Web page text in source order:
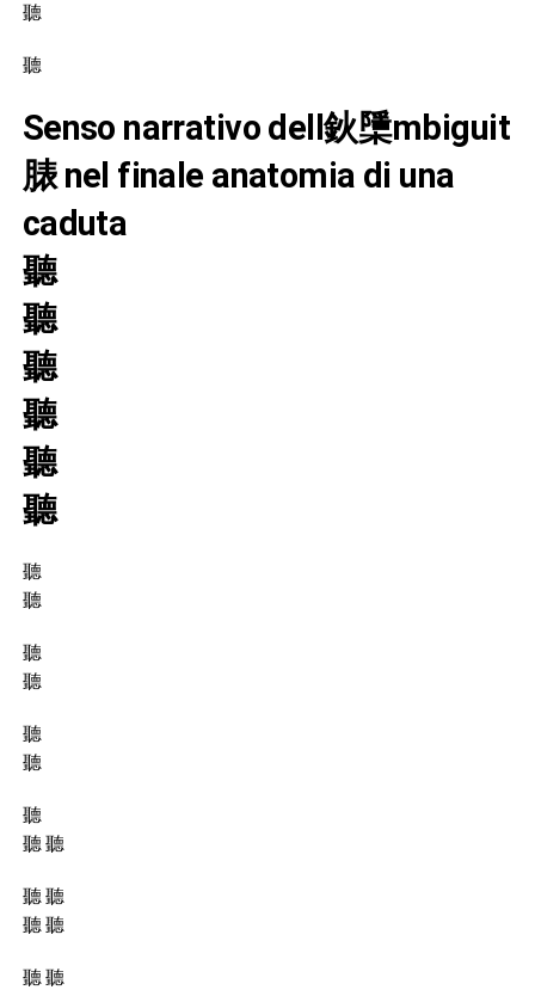
聽
聽
senso narrativo dell鈥檃mbiguit
脿 nel finale anatomia di una
caduta
聽
聽
聽
聽
聽
聽
聽
聽
聽
聽
聽
聽
聽
聽 聽
聽 聽
聽 聽
聽 聽